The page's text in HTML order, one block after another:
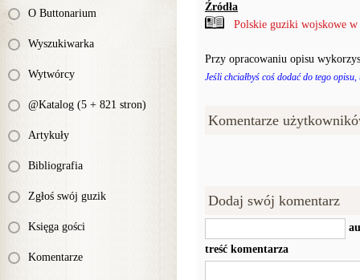
O Buttonarium
Wyszukiwarka
Wytwórcy
@Katalog (5 + 821 stron)
Artykuły
Bibliografia
Zgłoś swój guzik
Księga gości
Komentarze
Źródła
Polskie guziki wojskowe
Przy opracowaniu opisu
Jeśli chciałbyś coś dodać do tego
Komentarze
Dodaj swój komentarz
treść komentarza